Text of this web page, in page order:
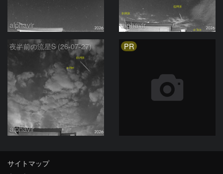
alphavir alphavir
夜半前の流星S (26-07-27)
alphavir
PR
サイトマップ